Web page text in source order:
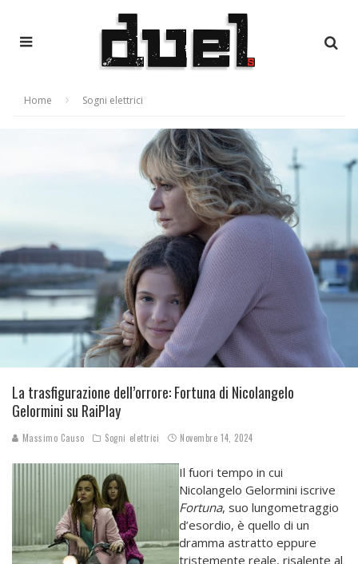
Home Sogni elettrici
La trasfigurazione dell’orrore: Fortuna di Nicolangelo
Gelormini su RaiPlay
Massimo Causo Sogni elettrici Novembre 14, 2024
Il fuori tempo in cui
Nicolangelo Gelormini iscrive
Fortuna, suo lungometraggio
d’esordio, è quello di un
dramma astratto eppure
tristemente reale, risalente al